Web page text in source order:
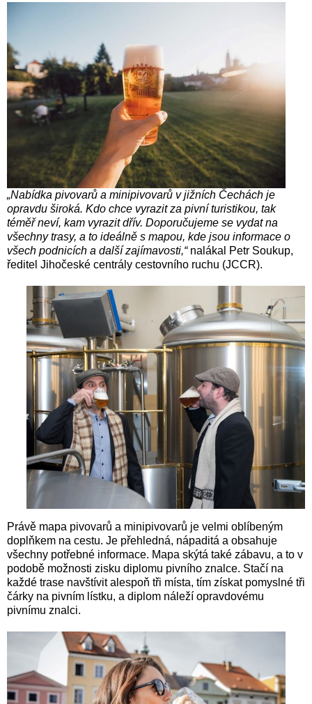
„Nabídka pivovarů a minipivovarů v jižních Čechách je
opravdu široká. Kdo chce vyrazit za pivní turistikou, tak
téměř neví, kam vyrazit dřív. Doporučujeme se vydat na
všechny trasy, a to ideálně s mapou, kde jsou informace o
všech podnicích a další zajímavosti,“nalákal Petr Soukup,
ředitel Jihočeské centrály cestovního ruchu (JCCR).
Právě mapa pivovarů a minipivovarů je velmi oblíbeným
doplňkem na cestu. Je přehledná, nápaditá a obsahuje
všechny potřebné informace. Mapa skýtá také zábavu, a to v
podobě možnosti zisku diplomu pivního znalce. Stačí na
každé trase navštívit alespoň tři místa, tím získat pomyslné tři
čárky na pivním lístku, a diplom náleží opravdovému
pivnímu znalci.